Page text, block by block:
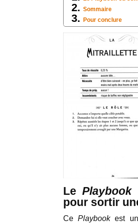
Sommaire
Pour conclure
LePlaybook
pour sortir
CePlaybookest un